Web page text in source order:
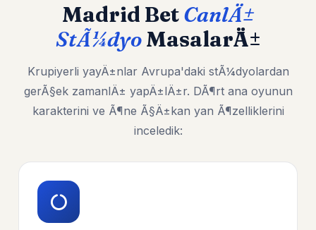
Madrid BetCanlÄ±
StÃ¼dyoMasalarÄ±
Krupiyerli yayÄ±nlar Avrupa'daki stÃ¼dyolardan
gerÃ§ek zamanlÄ± yapÄ±lÄ±r. DÃ¶rt ana oyunun
karakterini ve Ã¶ne Ã§Ä±kan yan Ã¶zelliklerini
inceledik: